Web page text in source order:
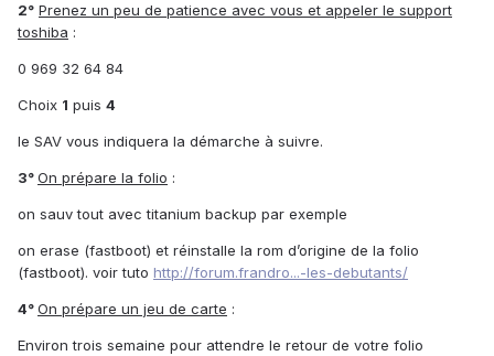
2° Prenez un peu de patience avec vous et appeler le support
toshiba :
0 969 32 64 84
Choix 1 puis 4
le SAV vous indiquera la démarche à suivre.
3°On prépare la folio :
on sauv tout avec titanium backup par exemple
on erase (fastboot) et réinstalle la rom d’origine de la folio
(fastboot). voir tuto http://forum.frandro...-les-debutants/
4°On prépare un jeu de carte :
Environ trois semaine pour attendre le retour de votre folio